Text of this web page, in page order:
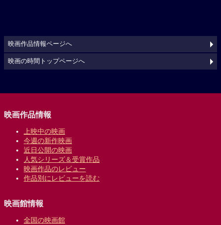
映画作品情報ページへ
映画の時間トップページへ
映画作品情報
上映中の映画
今週の新作映画
近日公開の映画
人気シリーズ＆受賞作品
映画作品のレビュー
作品別にレビューを読む
映画館情報
全国の映画館